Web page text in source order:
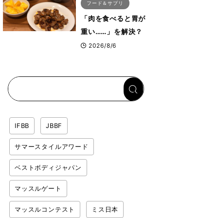
フード＆サプリ
「肉を食べると胃が
重い……」を解決？
トップボディビルダ
2026/8/6
IFBB JBBF
サマースタイルアワード
ベストボディジャパン
マッスルゲート
マッスルコンテスト ミス日本